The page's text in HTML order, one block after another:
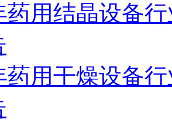
药用结晶设备
药用干燥设备